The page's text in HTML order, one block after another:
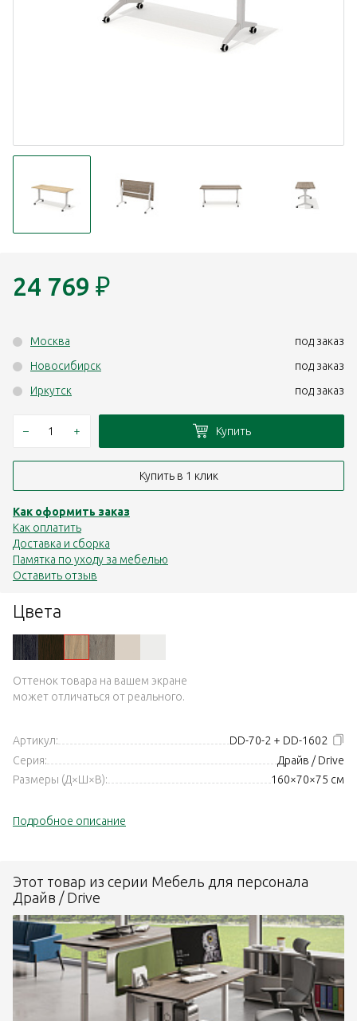
Цвета
Оттенок товара на вашем экране
может отличаться от реального.
Артикул:
DD-70-2 + DD-1602
Серия:
Драйв / Drive
Размеры (Д×Ш×В):
160×70×75 см
Подробное описание
24 769 ₽
Москва
под заказ
Новосибирск
под заказ
Иркутск
под заказ
– + Купить
Купить в 1 клик
Как оформить заказ
Как оплатить
Доставка и сборка
Памятка по уходу за мебелью
Оставить отзыв
Этот товар из серии Мебель для персонала
Драйв / Drive